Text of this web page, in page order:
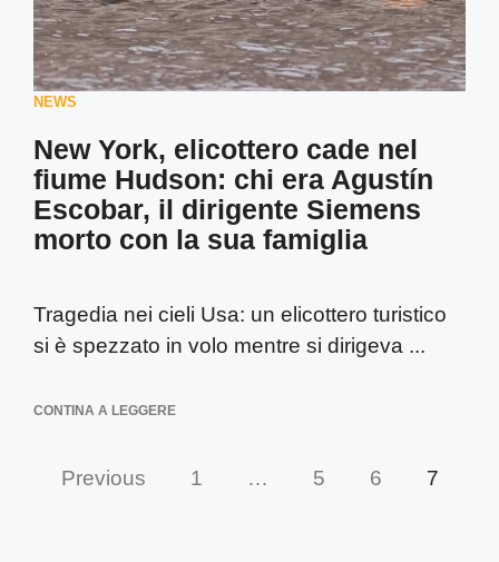
NEWS
New York, elicottero cade nel
fiume Hudson: chi era Agustín
Escobar, il dirigente Siemens
morto con la sua famiglia
Tragedia nei cieli Usa: un elicottero turistico
si è spezzato in volo mentre si dirigeva ...
CONTINA A LEGGERE
Previous 1 … 5 6 7